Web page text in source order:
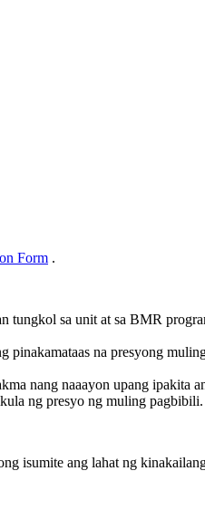
Form .
tungkol sa unit at sa BMR
pinakamataas na presyong
nang naaayon upang ipakita
ng presyo ng muling pagbibili.
isumite ang lahat ng